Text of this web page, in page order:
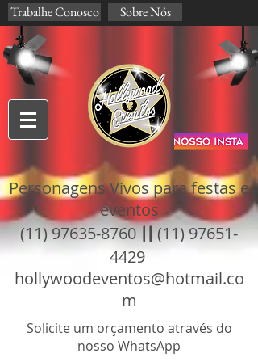
Trabalhe Conosco Sobre Nós
Personagens Vivos para festas e
eventos
(11) 97635-8760||(11) 97651-
4429
hollywoodeventos@hotmail.co
m
Solicite um orçamento através do
nosso WhatsApp